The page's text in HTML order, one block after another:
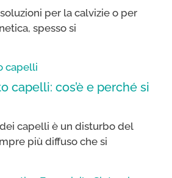
per la calvizie o per
spesso si
capelli: cos’è e perché si
capelli è un disturbo del
più diffuso che si